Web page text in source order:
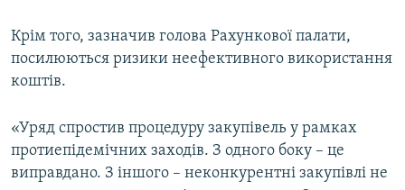
Крім того, зазначив голова Рахункової палати,
посилюються ризики неефективного використання
коштів.
«Уряд спростив процедуру закупівель у рамках
протиепідемічних заходів. З одного боку – це
виправдано. З іншого – неконкурентні закупівлі не